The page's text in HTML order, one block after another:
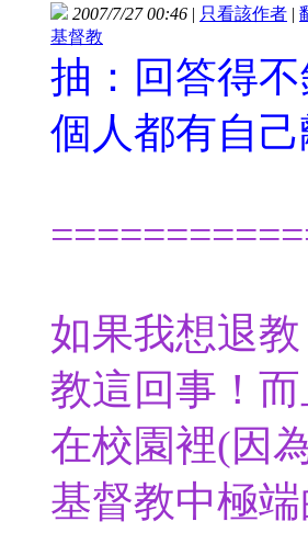
2007/7/27 00:46 | 只看該作者 |
基督教
抽：回答得不
個人都有自
如果我想退
教這回事！
在校園裡(因
基督教中極